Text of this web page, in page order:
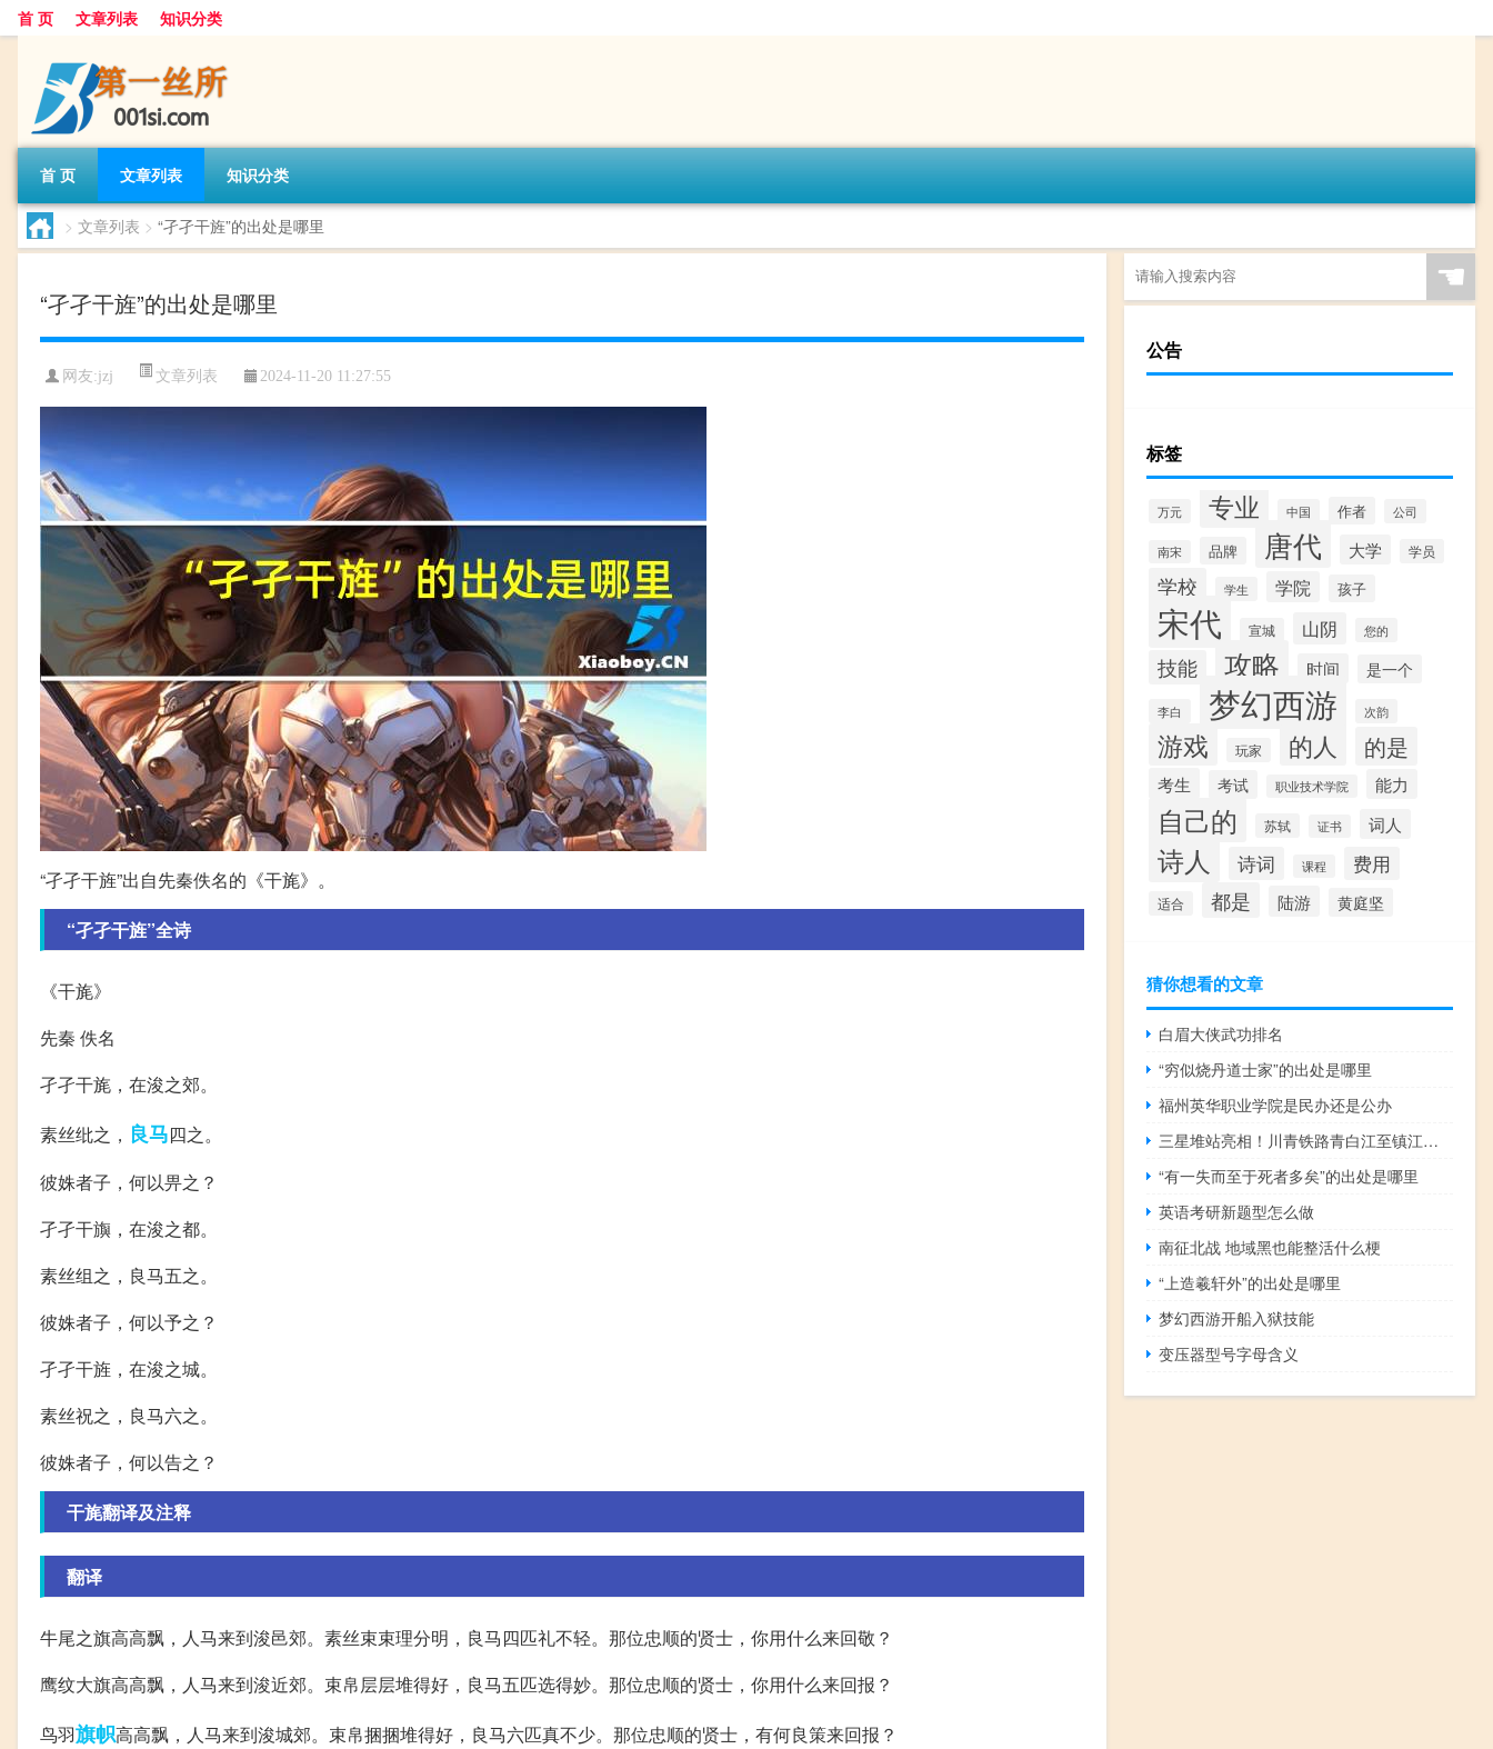
首 页 文章列表 知识分类
首 页 文章列表 知识分类
> 文章列表 > “孑孑干旌”的出处是哪里
“孑孑干旌”的出处是哪里
网友:jzj 文章列表 2024-11-20 11:27:55
“孑孑干旌”出自先秦佚名的《干旄》。
“孑孑干旌”全诗
《干旄》
先秦 佚名
孑孑干旄，在浚之郊。
素丝纰之， 良马四之。
彼姝者子，何以畀之？
孑孑干旟，在浚之都。
素丝组之，良马五之。
彼姝者子，何以予之？
孑孑干旌，在浚之城。
素丝祝之，良马六之。
彼姝者子，何以告之？
干旄翻译及注释
翻译
牛尾之旗高高飘，人马来到浚邑郊。素丝束束理分明，良马四匹礼不轻。那位忠顺的贤士，你用什么来回敬？
鹰纹大旗高高飘，人马来到浚近郊。束帛层层堆得好，良马五匹选得妙。那位忠顺的贤士，你用什么来回报？
鸟羽旗帜高高飘，人马来到浚城郊。束帛捆捆堆得好，良马六匹真不少。那位忠顺的贤士，有何良策来回报？
☚
公告
标签
万元 专业 中国 作者 公司
南宋 品牌 唐代 大学 学员
学校 学生 学院 孩子
宋代 宣城 山阴 您的
技能 攻略 时间 是一个
李白 梦幻西游 次韵
游戏 玩家 的人 的是
考生 考试 职业技术学院 能力
自己的 苏轼 证书 词人
诗人 诗词 课程 费用
适合 都是 陆游 黄庭坚
猜你想看的文章
白眉大侠武功排名
“穷似烧丹道士家”的出处是哪里
福州英华职业学院是民办还是公办
三星堆站亮相！川青铁路青白江至镇江关铁路线即将开通
“有一失而至于死者多矣”的出处是哪里
英语考研新题型怎么做
南征北战 地域黑也能整活什么梗
“上造羲轩外”的出处是哪里
梦幻西游开船入狱技能
变压器型号字母含义